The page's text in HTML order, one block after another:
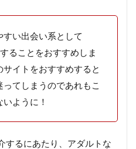
すい出会い系として
ることをおすすめしま
イトをおすすめすると
てしまうのであれもこ
ように！
するにあたり、アダルトな